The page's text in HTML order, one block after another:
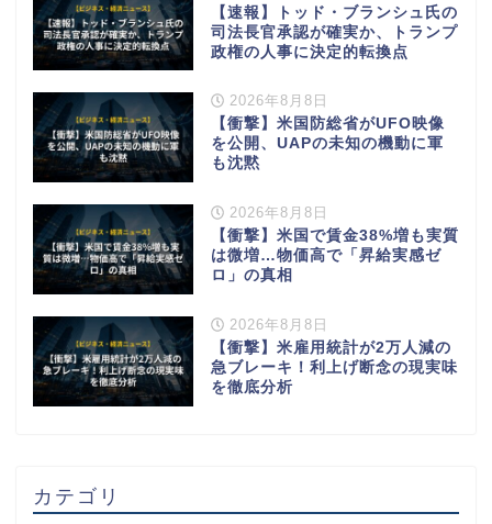
【速報】トッド・ブランシュ氏の
司法長官承認が確実か、トランプ
政権の人事に決定的転換点
2026年8月8日
【衝撃】米国防総省がUFO映像
を公開、UAPの未知の機動に軍
も沈黙
2026年8月8日
【衝撃】米国で賃金38%増も実質
は微増…物価高で「昇給実感ゼ
ロ」の真相
2026年8月8日
【衝撃】米雇用統計が2万人減の
急ブレーキ！利上げ断念の現実味
を徹底分析
カテゴリ